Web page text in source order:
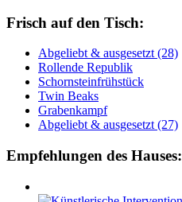
Frisch auf den Tisch:
Ab­ge­liebt & aus­ge­setzt (28)
Rol­len­de Re­pu­blik
Schorn­stein­früh­stück
Twin Beaks
Gra­ben­kampf
Ab­ge­liebt & aus­ge­setzt (27)
Empfehlungen des Hauses: